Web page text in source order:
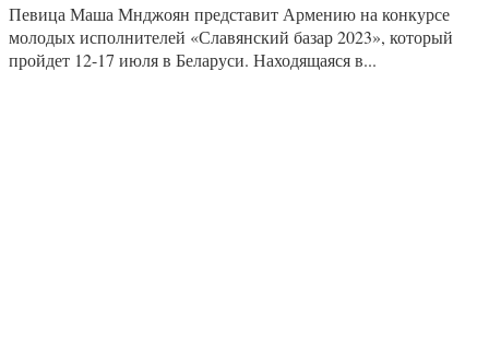
Певица Маша Мнджоян представит Армению на конкурсе
молодых исполнителей «Славянский базар 2023», который
пройдет 12-17 июля в Беларуси. Находящаяся в...